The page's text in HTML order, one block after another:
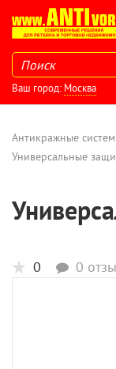
Ваш город: Москва
Антикражные
Универсальные
0 0